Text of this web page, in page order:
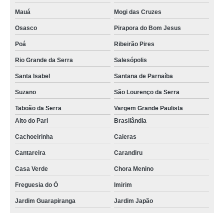
Mauá Mogi das Cruzes
Osasco Pirapora do Bom Jesus
Poá Ribeirão Pires
Rio Grande da Serra Salesópolis
Santa Isabel Santana de Parnaíba
Suzano São Lourenço da Serra
Taboão da Serra
Vargem Grande Paulista
Alto do Pari
Brasilândia
Cachoeirinha Caieras
Cantareira Carandiru
Casa Verde Chora Menino
Freguesia do Ó Imirim
Jardim Guarapiranga Jardim Japão